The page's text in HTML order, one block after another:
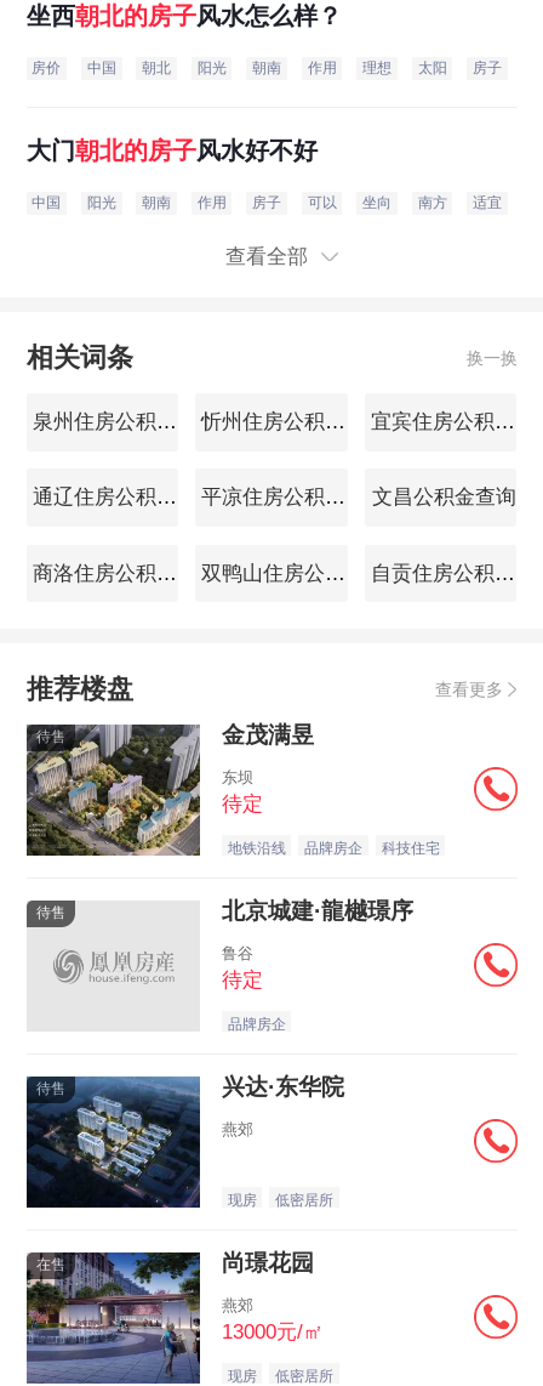
坐西朝北的房子风水怎么样？
房价 中国 朝北 阳光 朝南 作用 理想 太阳 房子
大门朝北的房子风水好不好
中国 阳光 朝南 作用 房子 可以 坐向 南方 适宜
查看全部
相关词条 换一换
泉州住房公积金查询 忻州住房公积金查询 宜宾住房公积金查询
通辽住房公积金查询 平凉住房公积金查询 文昌公积金查询
商洛住房公积金查询 双鸭山住房公积金查询 自贡住房公积金查询
推荐楼盘 查看更多
待售 金茂满昱
东坝
待定
地铁沿线 品牌房企 科技住宅
待售 北京城建·龍樾璟序
鲁谷
待定
品牌房企
待售 兴达·东华院
燕郊
现房 低密居所
在售 尚璟花园
燕郊
13000元/㎡
现房 低密居所